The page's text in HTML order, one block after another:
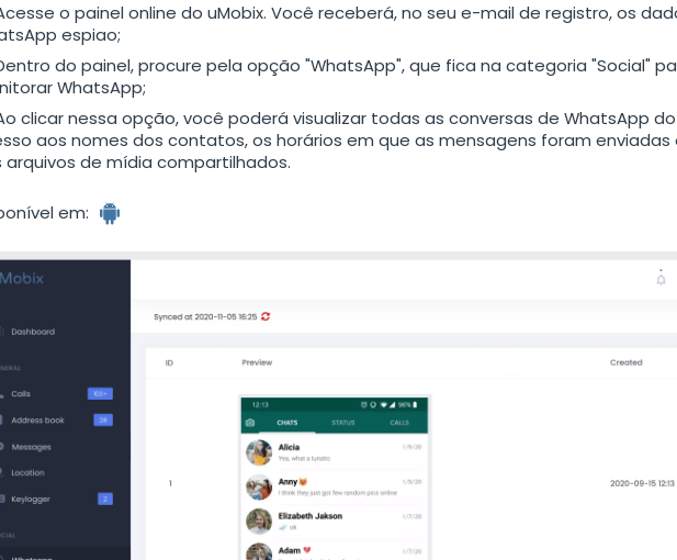
o painel online do uMobix. Você receberá, no seu e-mail de registro, os
espiao;
do painel, procure pela opção "WhatsApp", que fica na categoria "Social"
WhatsApp;
clicar nessa opção, você poderá visualizar todas as conversas de WhatsApp
aos nomes dos contatos, os horários em que as mensagens foram enviadas
arquivos de mídia compartilhados.
em: